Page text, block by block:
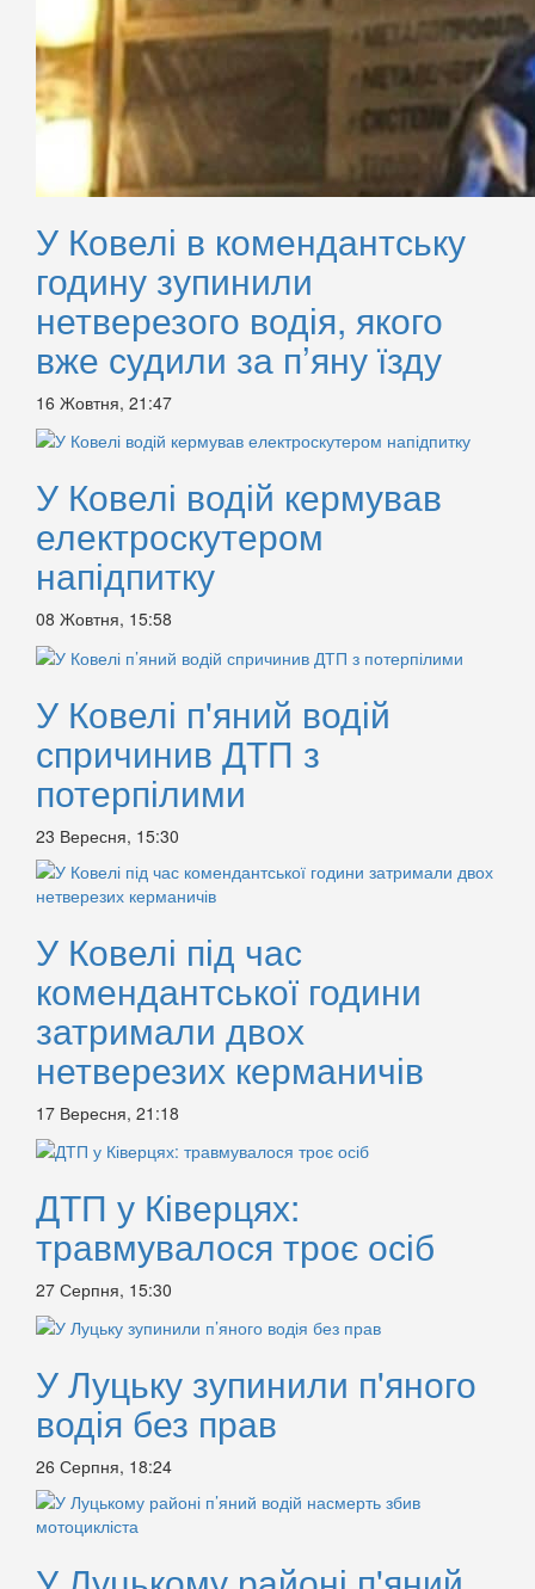
У Ковелі в комендантську
годину зупинили
нетверезого водія, якого
вже судили за п’яну їзду
16 Жовтня, 21:47
У Ковелі водій кермував
електроскутером
напідпитку
08 Жовтня, 15:58
У Ковелі п'яний водій
спричинив ДТП з
потерпілими
23 Вересня, 15:30
У Ковелі під час
комендантської години
затримали двох
нетверезих керманичів
17 Вересня, 21:18
ДТП у Ківерцях:
травмувалося троє осіб
27 Серпня, 15:30
У Луцьку зупинили п'яного
водія без прав
26 Серпня, 18:24